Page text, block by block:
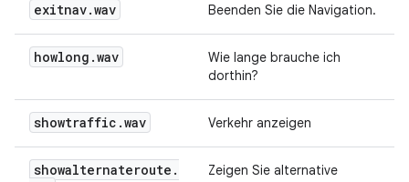
exitnav.wav Beenden Sie die Navigation.
howlong .wav
Wie lange brauche ich
dorthin?
showtraffic .wav Verkehr anzeigen
showalternateroute .
Zeigen Sie alternative